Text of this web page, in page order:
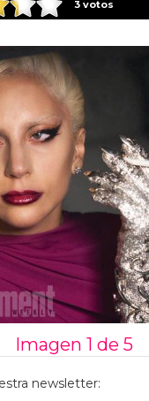
3votos
Imagen 1 de 5
newsletter: